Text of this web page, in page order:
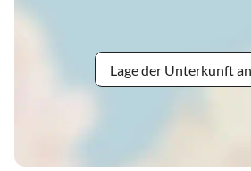
Lage der Unterkunft